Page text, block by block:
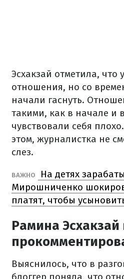
Эсхакзай отметила,
отношения, но со
начали гаснуть.
такими, как в начале и
чувствовали себя
этом, журналистка не
слез.
ВАЖНО
На детях
Мирошниченко
платят, чтобы
Рамина
Выяснилось, что в